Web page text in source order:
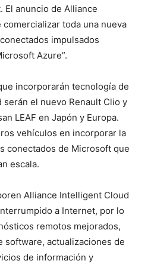
El anuncio de Alliance
toda una nueva
impulsados
Azure”.
incorporarán tecnología de
el nuevo Renault Clio y
LEAF en Japón y Europa.
vehículos en incorporar la
conectados de Microsoft que
escala.
Alliance Intelligent Cloud
a Internet, por lo
remotos mejorados,
software, actualizaciones de
de información y